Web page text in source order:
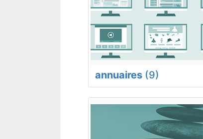
annuaires (9)